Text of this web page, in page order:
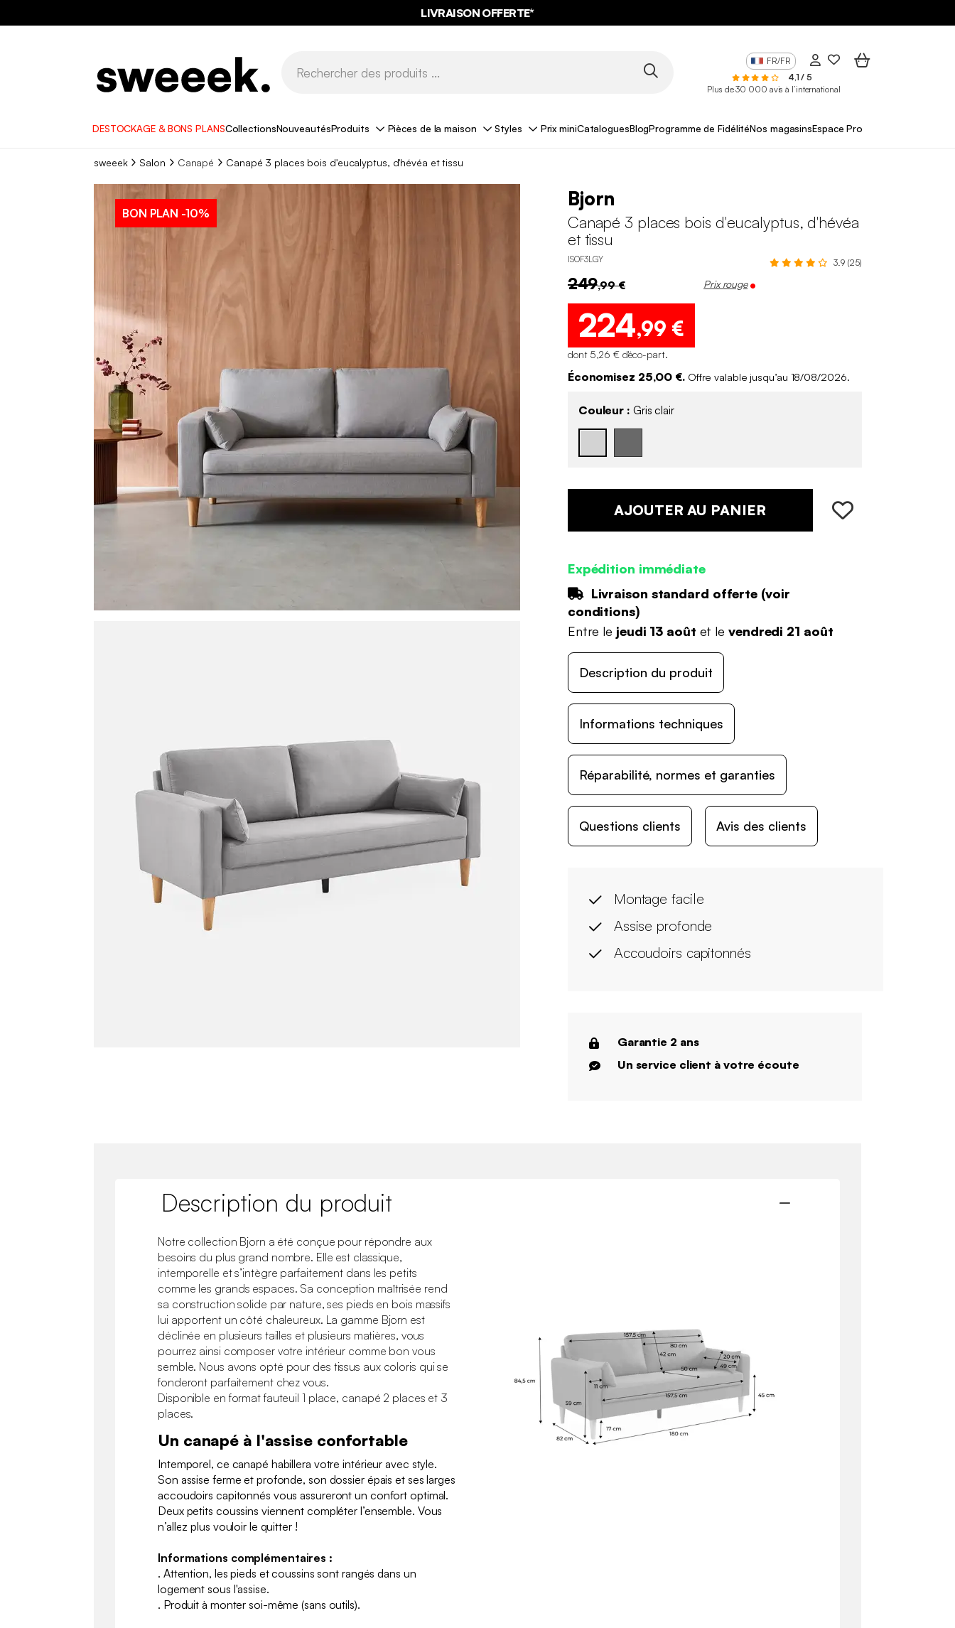
LIVRAISON OFFERTE*
FR/FR
4,1 / 5
Plus de 30 000 avis à l’international
DESTOCKAGE & BONS PLANSCollectionsNouveautésProduits Pièces de la maison Styles Prix miniCataloguesBlogProgramme de FidélitéNos magasinsEspace Pro
sweeek Salon Canapé Canapé 3 places bois d'eucalyptus, d'hévéa et tissu
BON PLAN -10%
Bjorn
Canapé 3 places bois d'eucalyptus, d'hévéa
et tissu
ISOF3LGY 3.9 (25)
249,99 € Prix rouge
224,99 €
dont 5,26 € d'éco-part.
Économisez 25,00 €. Offre valable jusqu’au 18/08/2026.
Couleur : Gris clair
AJOUTER AU PANIER
Expédition immédiate
Livraison standard offerte (voir
conditions)
Entre le jeudi 13 août et le vendredi 21 août
Description du produit
Informations techniques
Réparabilité, normes et garanties
Questions clients Avis des clients
Montage facile
Assise profonde
Accoudoirs capitonnés
Garantie 2 ans
Un service client à votre écoute
Description du produit
Notre collection Bjorn a été conçue pour répondre aux
besoins du plus grand nombre. Elle est classique,
intemporelle et s’intègre parfaitement dans les petits
comme les grands espaces. Sa conception maîtrisée rend
sa construction solide par nature, ses pieds en bois massifs
lui apportent un côté chaleureux. La gamme Bjorn est
déclinée en plusieurs tailles et plusieurs matières, vous
pourrez ainsi composer votre intérieur comme bon vous
semble. Nous avons opté pour des tissus aux coloris qui se
fonderont parfaitement chez vous.
Disponible en format fauteuil 1 place, canapé 2 places et 3
places.
Un canapé à l'assise confortable
Intemporel, ce canapé habillera votre intérieur avec style.
Son assise ferme et profonde, son dossier épais et ses larges
accoudoirs capitonnés vous assureront un confort optimal.
Deux petits coussins viennent compléter l’ensemble. Vous
n’allez plus vouloir le quitter !
Informations complémentaires :
. Attention, les pieds et coussins sont rangés dans un
logement sous l'assise.
. Produit à monter soi-même (sans outils).